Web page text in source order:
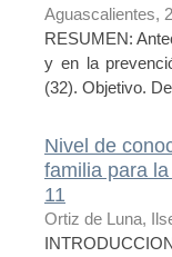
Aguascalientes,
RESUMEN:
y en la
(32). Objetivo.
Nivel de
familia para
11
Ortiz de Luna,